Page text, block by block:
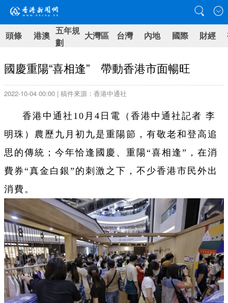
頭條 港澳 五年規
劃
大灣區 台灣 內地 國際 財經
國慶重陽“喜相逢” 帶動香港市面暢旺
2022-10-04 00:00 | 稿件來源：香港中通社
香港中通社10月4日電（香港中通社記者 李
明珠）農歷九月初九是重陽節，有敬老和登高追
思的傳統；今年恰逢國慶、重陽“喜相逢”，在消
費券“真金白銀”的刺激之下，不少香港市民外出
消費。